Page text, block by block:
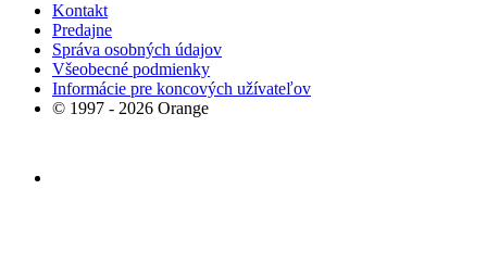
Kontakt
Predajne
Správa osobných údajov
Všeobecné podmienky
Informácie pre koncových užívateľov
© 1997 - 2026 Orange